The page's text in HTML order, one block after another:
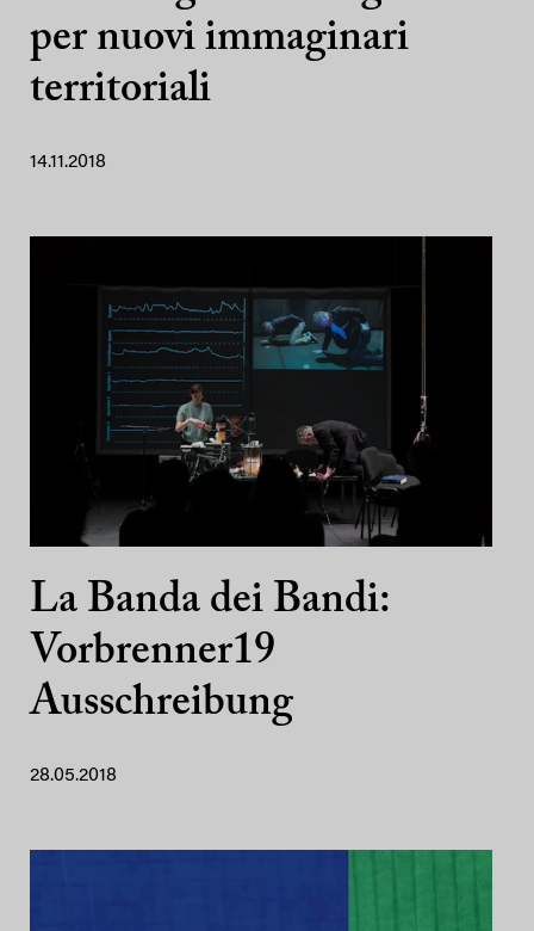
per nuovi immaginari
territoriali
14.11.2018
La Banda dei Bandi:
Vorbrenner19
Ausschreibung
28.05.2018